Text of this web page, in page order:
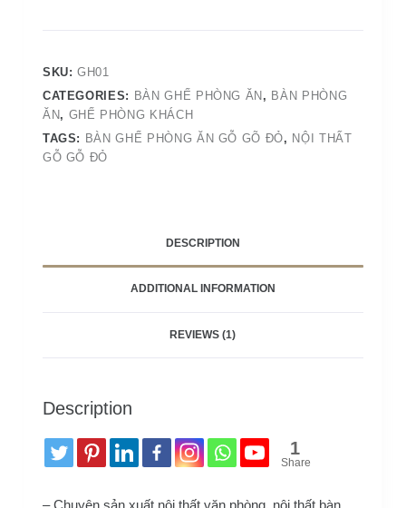
gỗ
gõ
đỏ
Nam
SKU:GH01
CATEGORIES: BÀN GHẾ PHÒNG ĂN, BÀN PHÒNG
ĂN, GHẾ PHÒNG KHÁCH
TAGS: BÀN GHẾ PHÒNG ĂN GỖ GÕ ĐỎ, NỘI THẤT
GỖ GỖ ĐỎ
DESCRIPTION
ADDITIONAL INFORMATION
REVIEWS (1)
Description
1
Share